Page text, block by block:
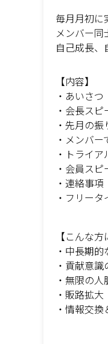
毎月月初に
メンバー同
自己成長、
【内容】
・あいさつ
・会長スピ
・先月の
・メンバ
・トライ
・会員スピ
・連絡事項
・フリータ
【こんな方
・中長期
・貢献意
・無限の
・販路拡大
・情報交換